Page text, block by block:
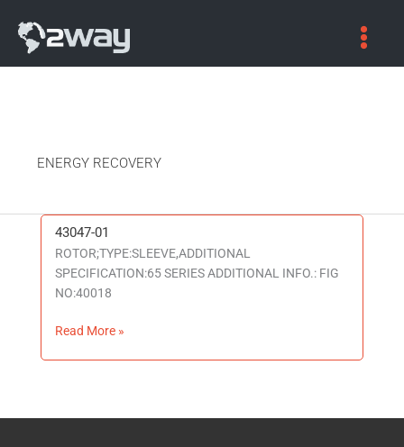
ENERGY RECOVERY
43047-01
ROTOR;TYPE:SLEEVE,ADDITIONAL
SPECIFICATION:65 SERIES ADDITIONAL INFO.: FIG
NO:40018
43047-
01
Read More »